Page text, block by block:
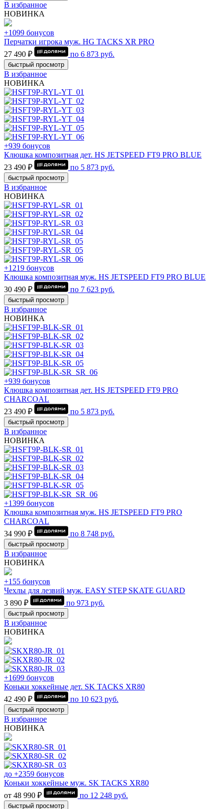
В избранное
НОВИНКА
+1099 бонусов
Перчатки игрока муж. HG TACKS XR PRO
27 490 ₽
по 6 873 руб.
быстрый просмотр
В избранное
НОВИНКА
+939 бонусов
Клюшка композитная дет. HS JETSPEED FT9 PRO BLUE
23 490 ₽
по 5 873 руб.
быстрый просмотр
В избранное
НОВИНКА
+1219 бонусов
Клюшка композитная муж. HS JETSPEED FT9 PRO BLUE
30 490 ₽
по 7 623 руб.
быстрый просмотр
В избранное
НОВИНКА
+939 бонусов
Клюшка композитная дет. HS JETSPEED FT9 PRO
CHARCOAL
23 490 ₽
по 5 873 руб.
быстрый просмотр
В избранное
НОВИНКА
+1399 бонусов
Клюшка композитная муж. HS JETSPEED FT9 PRO
CHARCOAL
34 990 ₽
по 8 748 руб.
быстрый просмотр
В избранное
НОВИНКА
+155 бонусов
Чехлы для лезвий муж. EASY STEP SKATE GUARD
3 890 ₽
по 973 руб.
быстрый просмотр
В избранное
НОВИНКА
+1699 бонусов
Коньки хоккейные дет. SK TACKS XR80
42 490 ₽
по 10 623 руб.
быстрый просмотр
В избранное
НОВИНКА
до +2359 бонусов
Коньки хоккейные муж. SK TACKS XR80
от 48 990 ₽
по 12 248 руб.
быстрый просмотр